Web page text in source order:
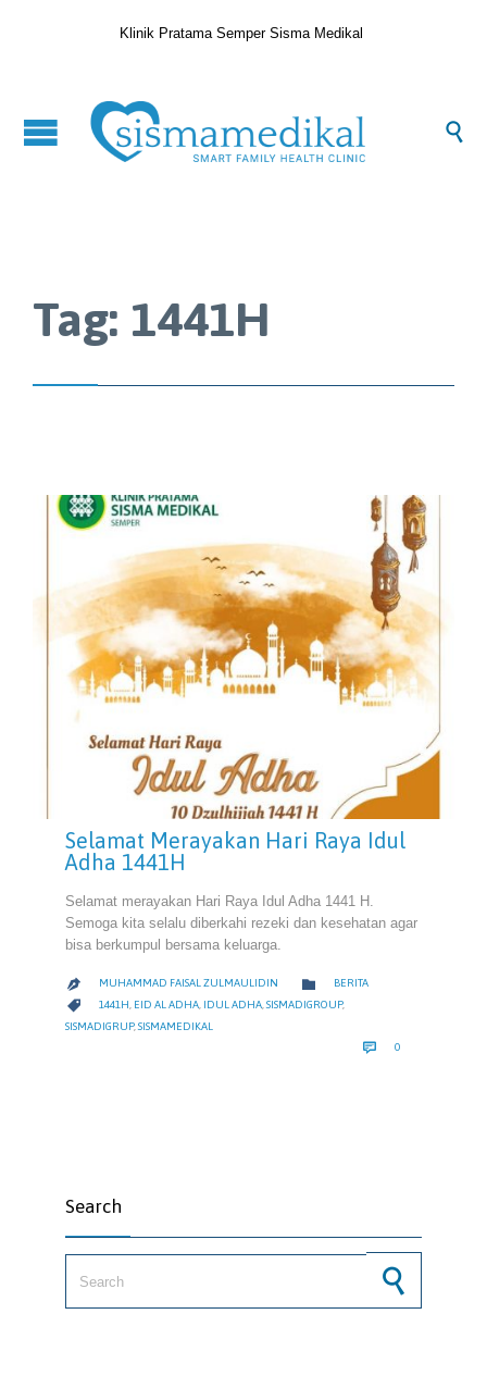
Klinik Pratama Semper Sisma Medikal

Tag: 1441H
Selamat Merayakan Hari Raya Idul
Adha 1441H
Selamat merayakan Hari Raya Idul Adha 1441 H.
Semoga kita selalu diberkahi rezeki dan kesehatan agar
bisa berkumpul bersama keluarga.
 MUHAMMAD FAISAL ZULMAULIDIN  CATEGORY
BERITA
 CATEGORY
1441H, EID AL ADHA, IDUL ADHA,SISMADIGROUP,
SISMADIGRUP, SISMAMEDIKAL
 0
Search